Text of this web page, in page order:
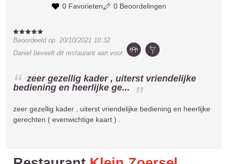
0 Favorieten
0 Beoordelingen
Beoordeeld op20/10/2021 10:32
Daniel beveelt dit restaurant aan voor:
zeer gezellig kader , uiterst vriendelijke
bediening en heerlijke ge...
zeer gezellig kader , uiterst vriendelijke bediening en heerlijke
gerechten ( evenwichtige kaart ) .